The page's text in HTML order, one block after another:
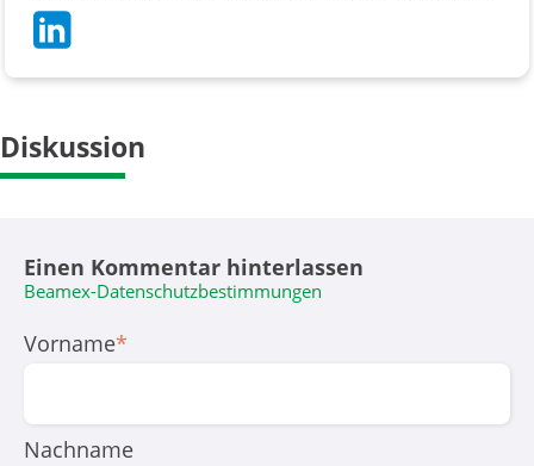
Diskussion
Einen Kommentar hinterlassen
Beamex-Datenschutzbestimmungen
Vorname*
Nachname